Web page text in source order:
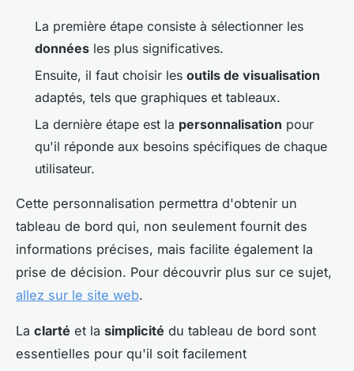
La première étape consiste à sélectionner les
données les plus significatives.
Ensuite, il faut choisir les outils de visualisation
adaptés, tels que graphiques et tableaux.
La dernière étape est la personnalisation pour
qu'il réponde aux besoins spécifiques de chaque
utilisateur.
Cette personnalisation permettra d'obtenir un
tableau de bord qui, non seulement fournit des
informations précises, mais facilite également la
prise de décision. Pour découvrir plus sur ce sujet,
allez sur le site web.
La clarté et la simplicité du tableau de bord sont
essentielles pour qu'il soit facilement